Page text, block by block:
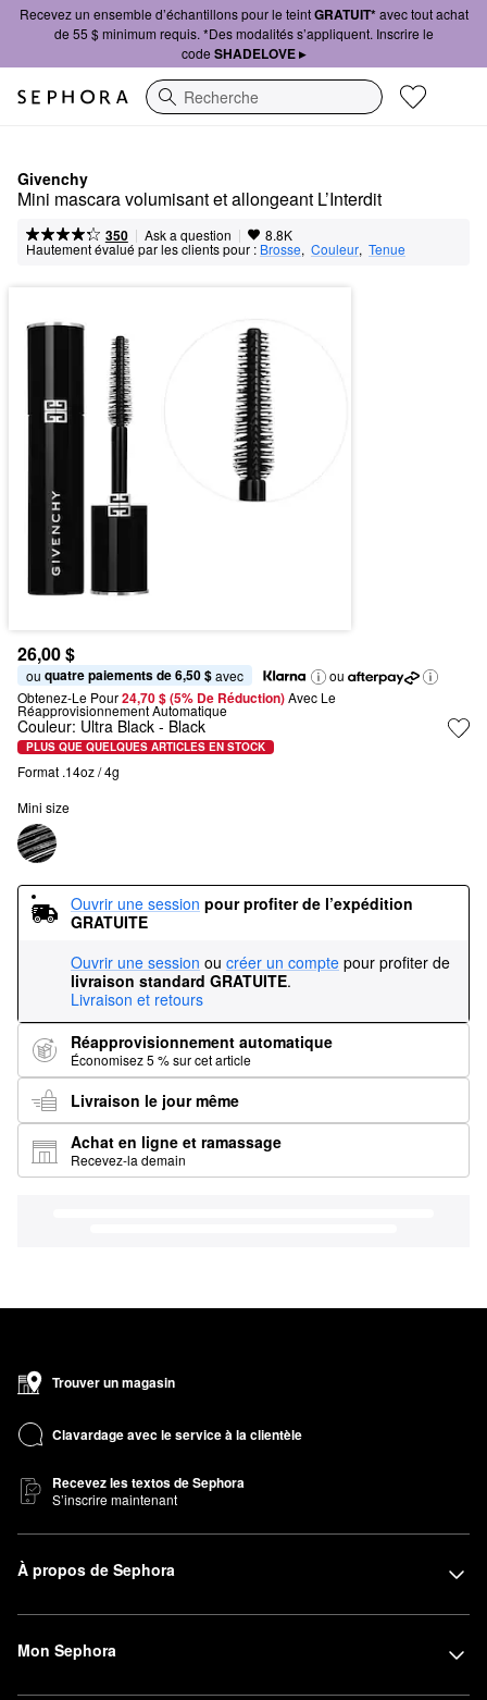
Recevez un ensemble d’échantillons pour le teintGRATUIT*avec tout achat
de 55 $ minimum requis. *Des modalités s’appliquent. Inscrire le
code SHADELOVE ▸
Recherche
Givenchy
Mini mascara volumisant et allongeant L’Interdit
350 | Ask a question | 8.8K
Hautement évalué par les clients pour : Brosse, Couleur, Tenue
26,00 $
ou quatre paiements de 6,50 $ avec
ou
Obtenez-Le Pour24,70 $ (5% De Réduction) Avec Le
Réapprovisionnement Automatique
Couleur: Ultra Black - Black
PLUS QUE QUELQUES ARTICLES EN STOCK
Format .14oz / 4g
Mini size
Ouvrir une session pour profiter de l’expédition
GRATUITE
Ouvrir une session ou créer un compte pour profiter de
livraison standard GRATUITE.
Livraison et retours
Réapprovisionnement automatique
Économisez 5 % sur cet article
Livraison le jour même
Achat en ligne et ramassage
Recevez-la demain
Trouver un magasin
Clavardage avec le service à la clientèle
Recevez les textos de Sephora
S’inscrire maintenant
À propos de Sephora
Mon Sephora